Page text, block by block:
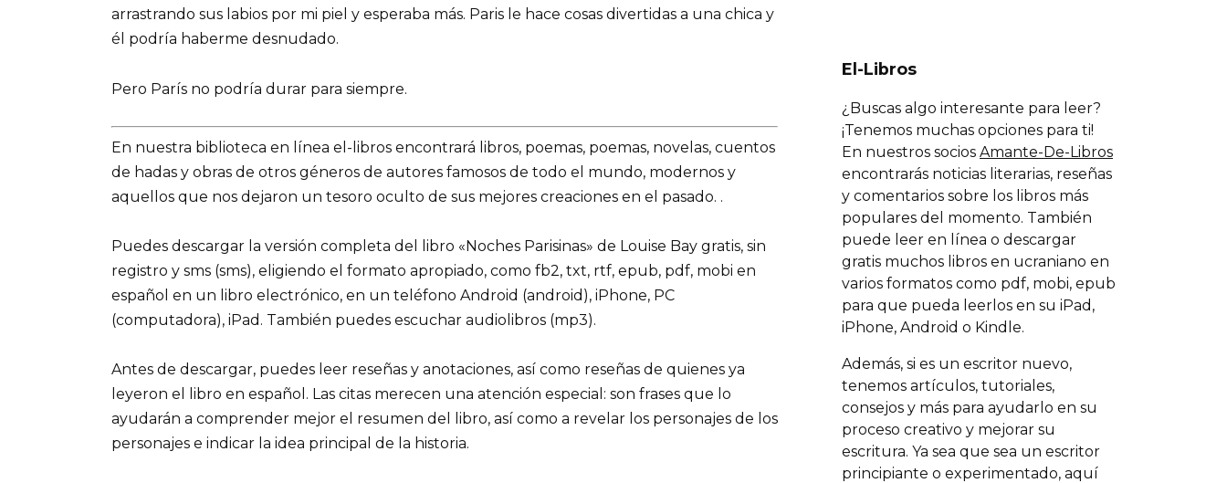
arrastrando sus labios por mi piel y esperaba más. Paris le hace cosas divertidas a una chica y
él podría haberme desnudado.
Pero París no podría durar para siempre.
En nuestra biblioteca en línea el-libros encontrará libros, poemas, poemas, novelas, cuentos
de hadas y obras de otros géneros de autores famosos de todo el mundo, modernos y
aquellos que nos dejaron un tesoro oculto de sus mejores creaciones en el pasado. .
Puedes descargar la versión completa del libro «Noches Parisinas» de Louise Bay gratis, sin
registro y sms (sms), eligiendo el formato apropiado, como fb2, txt, rtf, epub, pdf, mobi en
español en un libro electrónico, en un teléfono Android (android), iPhone, PC
(computadora), iPad. También puedes escuchar audiolibros (mp3).
Antes de descargar, puedes leer reseñas y anotaciones, así como reseñas de quienes ya
leyeron el libro en español. Las citas merecen una atención especial: son frases que lo
ayudarán a comprender mejor el resumen del libro, así como a revelar los personajes de los
personajes e indicar la idea principal de la historia.
El-Libros
¿Buscas algo interesante para leer?
¡Tenemos muchas opciones para ti!
En nuestros socios Amante-De-Libros
encontrarás noticias literarias, reseñas
y comentarios sobre los libros más
populares del momento. También
puede leer en línea o descargar
gratis muchos libros en ucraniano en
varios formatos como pdf, mobi, epub
para que pueda leerlos en su iPad,
iPhone, Android o Kindle.
Además, si es un escritor nuevo,
tenemos artículos, tutoriales,
consejos y más para ayudarlo en su
proceso creativo y mejorar su
escritura. Ya sea que sea un escritor
principiante o experimentado, aquí